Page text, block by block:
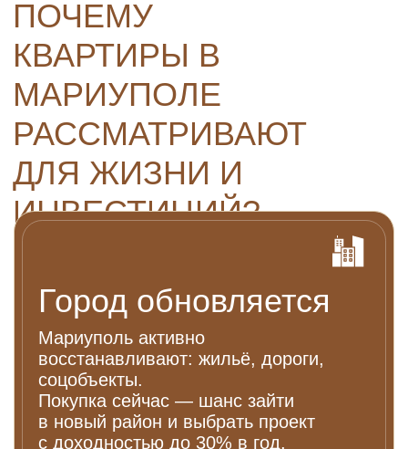
дома».
Качество становится нормой.
прогулки, воздух и пространство.
Для жизни - комфорт.
Для инвестиций - спрос
Море рядом
ВЫБЕРИТЕ
ПРОЕКТ В